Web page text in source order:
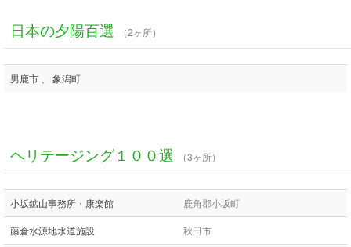
日本の夕陽百選 （2ヶ所）
男鹿市 、 象潟町
ヘリテージング１００選 （3ヶ所）
小坂鉱山事務所・康楽館 鹿角郡小坂町
藤倉水源地水道施設 秋田市